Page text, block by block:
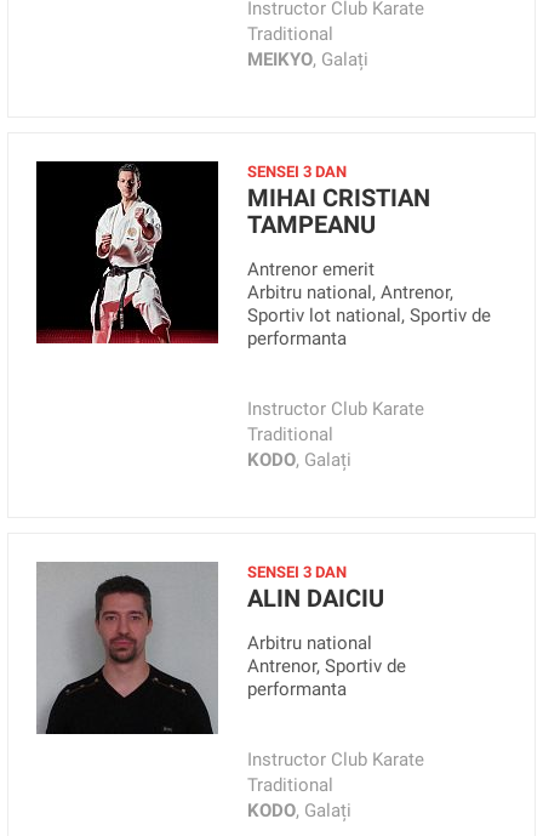
Instructor Club Karate
Traditional
MEIKYO, Galați
SENSEI 3 DAN
MIHAI CRISTIAN
TAMPEANU
Antrenor emerit
Arbitru national, Antrenor,
Sportiv lot national, Sportiv de
performanta
Instructor Club Karate
Traditional
KODO, Galați
SENSEI 3 DAN
ALIN DAICIU
Arbitru national
Antrenor, Sportiv de
performanta
Instructor Club Karate
Traditional
KODO, Galați